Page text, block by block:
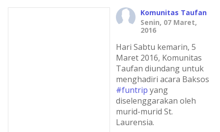
Komunitas Taufan
Senin, 07 Maret,
2016
Hari Sabtu kemarin, 5
Maret 2016, Komunitas
Taufan diundang untuk
menghadiri acara Baksos
#funtrip yang
diselenggarakan oleh
murid-murid St.
Laurensia.